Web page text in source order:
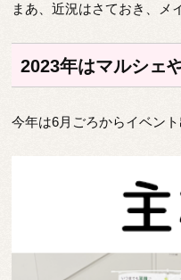
まあ、近況はさておき、メ
2023年はマルシェ
今年は6月ごろからイベン